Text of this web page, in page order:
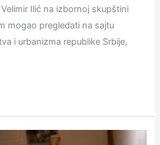
Ilić na izbornoj skupštini
mogao pregledati na sajtu
i urbanizma republike Srbije,